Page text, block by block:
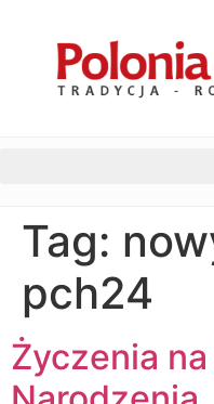
Tag:
pch24
Życzenia